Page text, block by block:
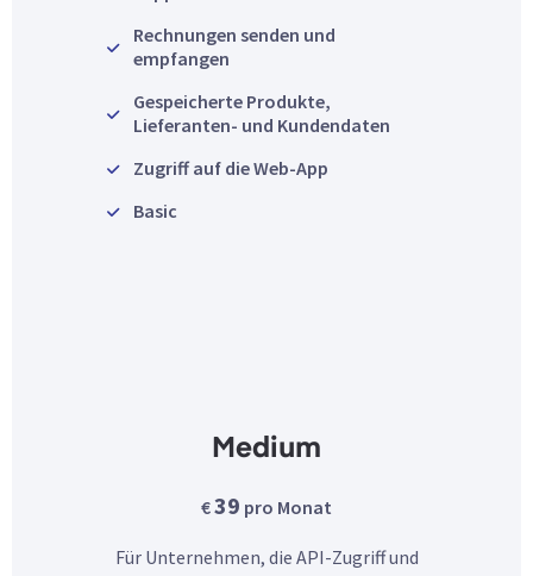
Rechnungen senden und
empfangen
Gespeicherte Produkte,
Lieferanten- und Kundendaten
Zugriff auf die Web-App
Basic
Medium
€39 pro Monat
Für Unternehmen, die API-Zugriff und